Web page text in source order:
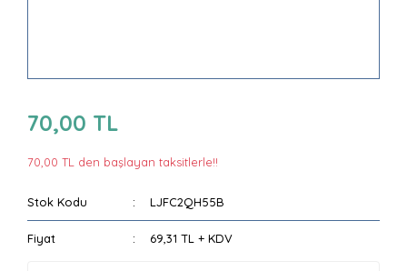
70,00 TL
70,00 TL den başlayan taksitlerle!!
Stok Kodu LJFC2QH55B
Fiyat 69,31 TL + KDV